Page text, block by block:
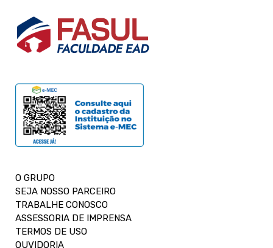
O GRUPO
SEJA NOSSO PARCEIRO
TRABALHE CONOSCO
ASSESSORIA DE IMPRENSA
TERMOS DE USO
OUVIDORIA